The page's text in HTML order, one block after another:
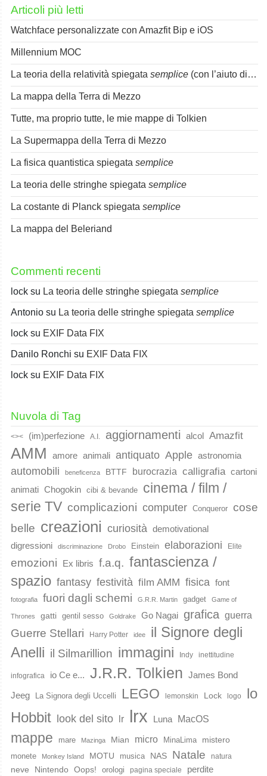
Articoli più letti
Watchface personalizzate con Amazfit Bip e iOS
Millennium MOC
La teoria della relatività spiegata semplice (con l’aiuto di Spok)
La mappa della Terra di Mezzo
Tutte, ma proprio tutte, le mie mappe di Tolkien
La Supermappa della Terra di Mezzo
La fisica quantistica spiegata semplice
La teoria delle stringhe spiegata semplice
La costante di Planck spiegata semplice
La mappa del Beleriand
Commenti recenti
lock su La teoria delle stringhe spiegata semplice
Antonio su La teoria delle stringhe spiegata semplice
lock su EXIF Data FIX
Danilo Ronchi su EXIF Data FIX
lock su EXIF Data FIX
Nuvola di Tag
<>< (im)perfezione A.I. aggiornamenti alcol Amazfit
AMM amore animali antiquato Apple astronomia
automobili beneficenza BTTF burocrazia calligrafia cartoni
animati Chogokin cibi & bevande
cinema / film /
serie TV complicazioni computer Conqueror
cose
belle creazioni curiosità demotivational
digressioni
discriminazione Drobo Einstein elaborazioni Elite
emozioni Ex libris f.a.q. fantascienza /
spazio fantasy festività film AMM fisica font
fotografia fuori dagli schemi G.R.R. Martin gadget Game of
Thrones gatti gentil sesso Goldrake Go Nagai grafica guerra
Guerre Stellari Harry Potter idee
il Signore degli
Anelli il Silmarillion immagini Indy inettitudine
infografica io Ce e... J.R.R. Tolkien James Bond
Jeeg La Signora degli Uccelli LEGO lemonskin Lock logo
lo
Hobbit look del sito lr lrx Luna MacOS
mappe mare Mazinga Mian micro MinaLima mistero
monete Monkey Island MOTU musica NAS Natale natura
neve Nintendo Oops! orologi pagina speciale perdite